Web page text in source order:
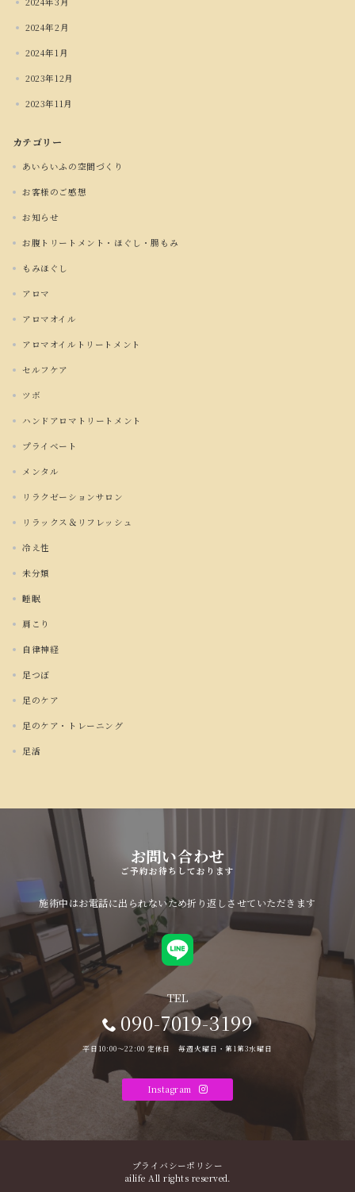
2024年2月
2024年1月
2023年12月
2023年11月
カテゴリー
あいらいふの空間づくり
お客様のご感想
お知らせ
お腹トリートメント・ほぐし・腸もみ
もみほぐし
アロマ
アロマオイル
アロマオイルトリートメント
セルフケア
ツボ
ハンドアロマトリートメント
プライベート
メンタル
リラクゼーションサロン
リラックス＆リフレッシュ
冷え性
未分類
睡眠
肩こり
自律神経
足つぼ
足のケア
足のケア・トレーニング
足活
お問い合わせ
ご予約お待ちしております
施術中はお電話に出られないため折り返しさせていただきます
TEL
090-7019-3199
平日10:00〜22:00 定休日 毎週火曜日・第1第3水曜日
Instagram
プライバシーポリシー
ailife All rights reserved.